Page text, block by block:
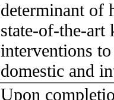
determinant of
state-of-the-art
interventions
domestic and
Upon